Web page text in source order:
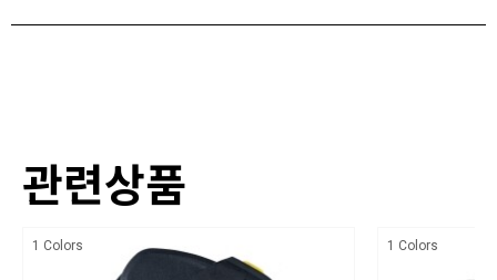
UIAA 인증됨
즘
상세설명참조
관련상품
1 Colors 1 Colors